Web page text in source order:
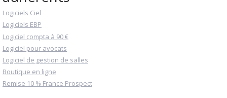
Logiciels Ciel
Logiciels EBP
Logiciel compta à 90 €
Logiciel pour avocats
Logiciel de gestion de salles
Boutique en ligne
Remise 10 % France Prospect